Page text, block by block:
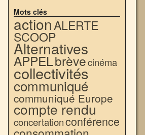
Mots clés
actionALERTE
SCOOP
Alternatives
APPELbrèvecinéma
collectivités
communiqué
communiqué Europe
compte rendu
concertationconférence